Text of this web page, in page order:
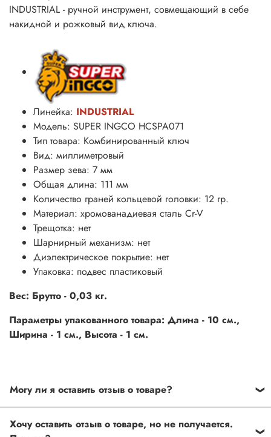
INDUSTRIAL - ручной инструмент, совмещающий в себе
накидной и рожковый вид ключа.
Линейка: INDUSTRIAL
Модель: SUPER INGCO HCSPA071
Тип товара: Комбинированный ключ
Вид: миллиметровый
Размер зева: 7 мм
Общая длина: 111 мм
Количество граней кольцевой головки: 12 гр.
Материал: хромованадиевая сталь Cr-V
Трещотка: нет
Шарнирный механизм: нет
Диэлектрическое покрытие: нет
Упаковка: подвес пластиковый
Вес: Брутто - 0,03 кг.
Параметры упакованного товара: Длина - 10 см.,
Ширина - 1 см., Высота - 1 см.
специальное поле, где Вы можете оставить свой отзыв.
Хочу оставить отзыв о товаре, но не получается.